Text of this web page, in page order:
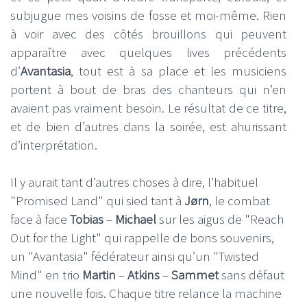
subjugue mes voisins de fosse et moi-même. Rien
à voir avec des côtés brouillons qui peuvent
apparaître avec quelques lives précédents
d’Avantasia, tout est à sa place et les musiciens
portent à bout de bras des chanteurs qui n’en
avaient pas vraiment besoin. Le résultat de ce titre,
et de bien d’autres dans la soirée, est ahurissant
d’interprétation.
Il y aurait tant d’autres choses à dire, l’habituel
"Promised Land" qui sied tant à Jørn, le combat
face à face Tobias– Michaelsur les aigus de "Reach
Out for the Light" qui rappelle de bons souvenirs,
un "Avantasia" fédérateur ainsi qu’un "Twisted
Mind" en trio Martin –Atkins–Sammetsans défaut
une nouvelle fois. Chaque titre relance la machine